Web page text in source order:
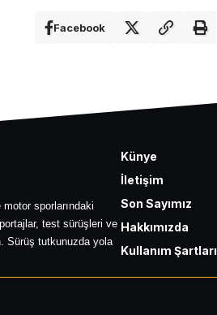
Facebook
sporlarındaki
test sürüşleri ve
Sürüş tutkunuzda yola
Künye
İletişim
Son Sayımız
Hakkımızda
Kullanım Şartları